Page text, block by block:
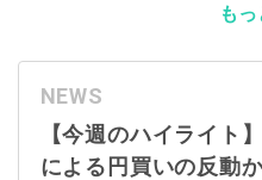
も
NEWS
【今週のハイライト
による円買いの反動